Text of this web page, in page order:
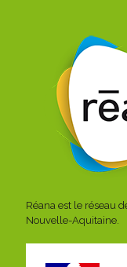
Réana est le réseau
Nouvelle-Aquitaine.